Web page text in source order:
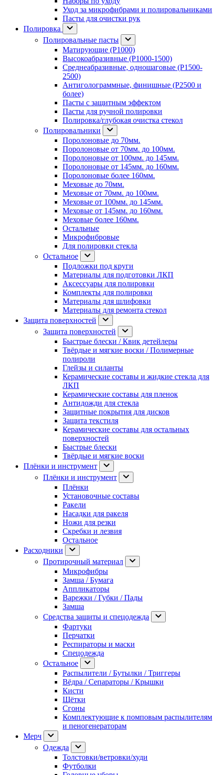
Уход за микрофибрами и полировальниками
Пасты для очистки рук
Полировка
Полировальные пасты
Матирующие (P1000)
Высокоабразивные (P1000-1500)
Среднеабразивные, одношаговые (P1500-
2500)
Антиголограммные, финишные (P2500 и
более)
Пасты с защитным эффектом
Пасты для ручной полировки
Полировка/глубокая очистка стекол
Полировальники
Поролоновые до 70мм.
Поролоновые от 70мм. до 100мм.
Поролоновые от 100мм. до 145мм.
Поролоновые от 145мм. до 160мм.
Поролоновые более 160мм.
Меховые до 70мм.
Меховые от 70мм. до 100мм.
Меховые от 100мм. до 145мм.
Меховые от 145мм. до 160мм.
Меховые более 160мм.
Остальные
Микрофибровые
Для полировки стекла
Остальное
Подложки под круги
Материалы для подготовки ЛКП
Аксессуары для полировки
Комплекты для полировки
Материалы для шлифовки
Материалы для ремонта стекол
Защита поверхностей
Защита поверхностей
Быстрые блески / Квик детейлеры
Твёрдые и мягкие воски / Полимерные
полироли
Глейзы и силанты
Керамические составы и жидкие стекла для
ЛКП
Керамические составы для пленок
Антидожди для стекла
Защитные покрытия для дисков
Защита текстиля
Керамические составы для остальных
поверхностей
Быстрые блески
Твёрдые и мягкие воски
Плёнки и инструмент
Плёнки и инструмент
Плёнки
Установочные составы
Ракели
Насадки для ракеля
Ножи для резки
Скребки и лезвия
Остальное
Расходники
Протирочный материал
Микрофибры
Замша / Бумага
Аппликаторы
Варежки / Губки / Пады
Замша
Средства защиты и спецодежда
Фартуки
Перчатки
Респираторы и маски
Спецодежда
Остальное
Распылители / Бутылки / Триггеры
Вёдра / Сепараторы / Крышки
Кисти
Щётки
Сгоны
Комплектующие к помповым распылителям
и пеногенераторам
Мерч
Одежда
Толстовки/ветровки/худи
Футболки